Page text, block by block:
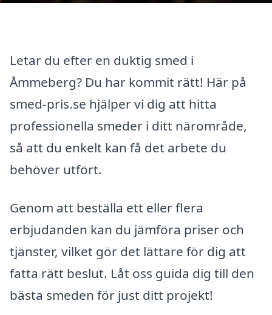
Letar du efter en duktig smed i
Åmmeberg? Du har kommit rätt! Här på
smed-pris.se hjälper vi dig att hitta
professionella smeder i ditt närområde,
så att du enkelt kan få det arbete du
behöver utfört.
Genom att beställa ett eller flera
erbjudanden kan du jämföra priser och
tjänster, vilket gör det lättare för dig att
fatta rätt beslut. Låt oss guida dig till den
bästa smeden för just ditt projekt!